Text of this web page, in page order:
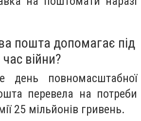
пошта допомагає під
час війни?
повномасштабної
перевела на потреби
25 мільйонів гривень.